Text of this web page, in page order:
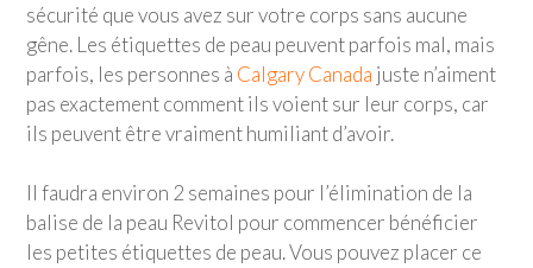
sécurité que vous avez sur votre corps sans aucune
gêne. Les étiquettes de peau peuvent parfois mal, mais
parfois, les personnes à Calgary Canada juste n’aiment
pas exactement comment ils voient sur leur corps, car
ils peuvent être vraiment humiliant d’avoir.
Il faudra environ 2 semaines pour l’élimination de la
balise de la peau Revitol pour commencer bénéficier
les petites étiquettes de peau. Vous pouvez placer ce